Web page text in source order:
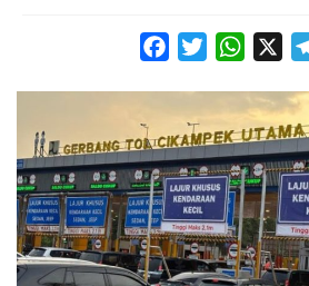
FacebookTwitter